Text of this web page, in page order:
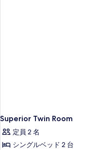
Superior Twin Room
定員 2 名
シングルベッド 2 台